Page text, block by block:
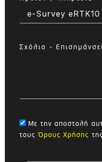
Σχόλια -
Με την αποστολή
τουςΌρους Χρήσης